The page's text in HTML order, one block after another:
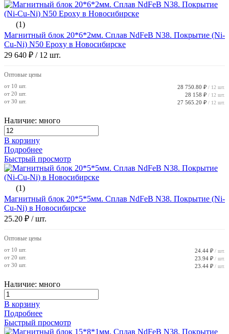
(1)
Магнитный блок 20*6*2мм. Сплав NdFeB N38. Покрытие (Ni-
Cu-Ni) N50 Epoxy в Новосибирске
29 640 ₽ / 12 шт.
Оптовые цены
от 10 шт. 28 750.80 ₽ / 12 шт.
от 20 шт. 28 158 ₽ / 12 шт.
от 30 шт. 27 565.20 ₽ / 12 шт.
Наличие: много
В корзину
Подробнее
Быстрый просмотр
(1)
Магнитный блок 20*5*5мм. Сплав NdFeB N38. Покрытие (Ni-
Cu-Ni) в Новосибирске
25.20 ₽ / шт.
Оптовые цены
от 10 шт. 24.44 ₽ / шт.
от 20 шт. 23.94 ₽ / шт.
от 30 шт. 23.44 ₽ / шт.
Наличие: много
В корзину
Подробнее
Быстрый просмотр